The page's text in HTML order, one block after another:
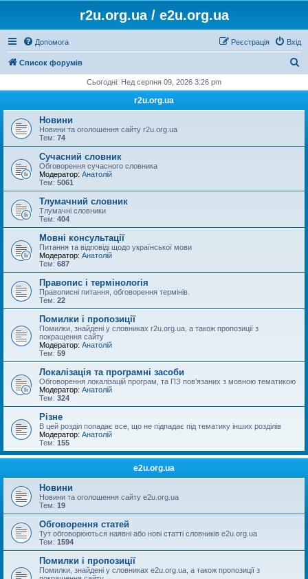
r2u.org.ua / e2u.org.ua
Допомога Вхід
Реєстрація
Список форумів
у
Сьогодні: Нед серпня 09, 2026 3:26 pm
r2u.org.ua
Новини
Новини та оголошення сайту r2u.org.ua
Тем: 74
Сучасний словник
Обговорення сучасного словника
Модератор: Анатолій
Тем: 5061
Тлумачний словник
Тлумачні словники
Тем: 404
Мовні консультації
Питання та відповіді щодо української мови
Модератор: Анатолій
Тем: 687
Правопис і термінологія
Правописні питання, обговорення термінів.
Тем: 22
Помилки і пропозиції
Помилки, знайдені у словниках r2u.org.ua, а також пропозиції з
покращення сайту
Модератор: Анатолій
Тем: 59
Локалізація та програмні засоби
Обговорення локалізацій програм, та ПЗ пов’язаних з мовною тематикою
Модератор: Анатолій
Тем: 324
Різне
В цей розділ попадає все, що не підпадає під тематику інших розділів
Модератор: Анатолій
Тем: 155
e2u.org.ua
Новини
Новини та оголошення сайту e2u.org.ua
Тем: 19
Обговорення статей
Тут обговорюються наявні або нові статті словників e2u.org.ua
Тем: 1594
Помилки і пропозиції
Помилки, знайдені у словниках e2u.org.ua, а також пропозиції з